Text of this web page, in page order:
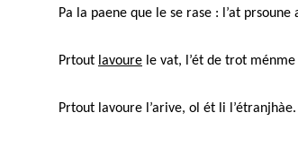
Pa la paene que le se rase : l’at prsoune
Prtout lavoure le vat, l’ét de trot
Prtout lavoure l’arive, ol ét li l’étranjhàe.